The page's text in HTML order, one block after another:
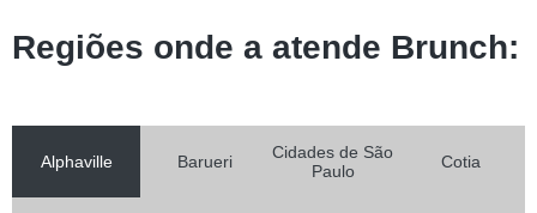
Regiões onde a atende Brunch:
Alphaville Barueri
Cidades de São
Paulo
Cotia